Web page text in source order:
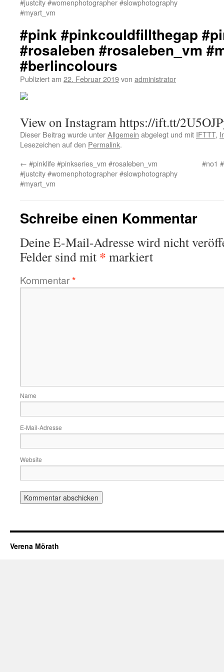
#justcity #womenphotographer #slowphotography
#myart_vm
#pink #pinkcouldfillthegap
#rosaleben #rosaleben_vm
#berlincolours
Publiziert am 22. Februar 2019von administrator
View on Instagram https://ift.tt/
Dieser Beitrag wurde unterAllgemein abgelegt und mit IFTTT,
Lesezeichen auf den Permalink.
← #pinklife #pinkseries_vm #rosaleben_vm
#justcity #womenphotographer #slowphotography
#myart_vm
#no1
Schreibe einen Kommentar
Deine E-Mail-Adresse wird nicht
Felder sind mit * markiert
Kommentar*
Name
E-Mail-Adresse
Website
Verena Mörath